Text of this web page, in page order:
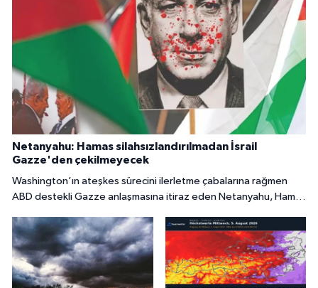
Netanyahu: Hamas silahsızlandırılmadan İsrail
Gazze'den çekilmeyecek
Washington’ın ateşkes sürecini ilerletme çabalarına rağmen
ABD destekli Gazze anlaşmasına itiraz eden Netanyahu, Hamas
çekilmeyeceğini söyledi.